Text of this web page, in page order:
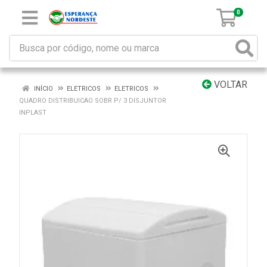
0
VOLTAR
INÍCIO ELETRICOS
ELETRICOS
QUADRO DISTRIBUICAO SOBR P/ 3 DISJUNTOR
INPLAST